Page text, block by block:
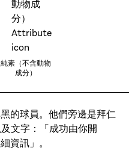
純素（不含動物
成分）